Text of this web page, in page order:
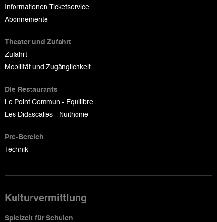
Informationen Ticketservice
Abonnemente
Theater und Zufahrt
Zufahrt
Mobilität und Zugänglichkeit
Die Restaurants
Le Point Commun - Equilibre
Les Didascalies - Nuithonie
Pro-Bereich
Technik
Kulturvermittlung
Spielzeit für Schulen